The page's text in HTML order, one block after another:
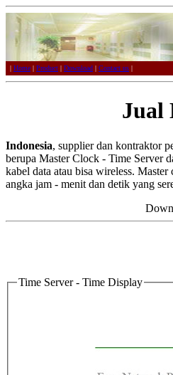
| Home | Product | Download | Contact us |
Jual
Indonesia, supplier dan kontraktor
berupa Master Clock - Time Server
kabel data atau bisa wireless.
angka jam - menit dan detik yang
Time Server - Time Display